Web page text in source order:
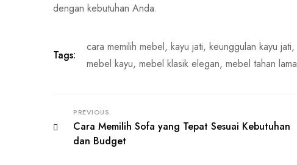
dengan kebutuhan Anda.
Tags:
cara memilih mebel, kayu jati, keunggulan kayu jati,
mebel kayu, mebel klasik elegan, mebel tahan lama
PREVIOUS
Cara Memilih Sofa yang Tepat Sesuai Kebutuhan
dan Budget